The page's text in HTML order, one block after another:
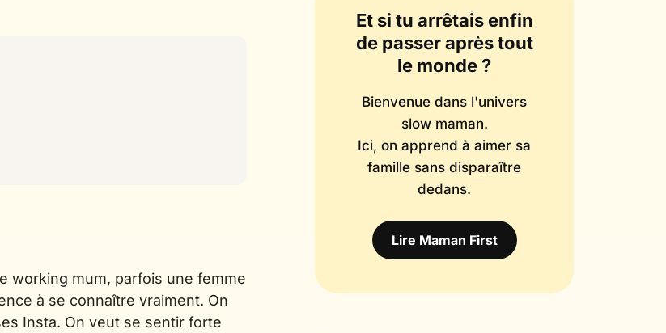
working mum, parfois une femme
à se connaître vraiment. On
Insta. On veut se sentir forte
Et si tu arrêtais enfin
de passer après tout
le monde ?
Bienvenue dans l'univers
slow maman.
Ici, on apprend à aimer sa
famille sans disparaître
dedans.
Lire Maman First